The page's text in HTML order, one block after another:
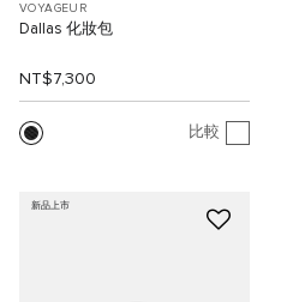
VOYAGEUR
Dallas 化妝包
NT$7,300
比較
新品上市